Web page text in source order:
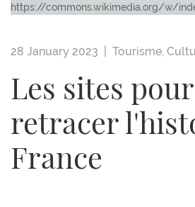
https://commons.wikimedia.org/w/
28 January 2023 | Tourisme,
Les sites pour
retracer
France